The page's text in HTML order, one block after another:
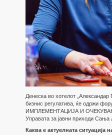
Денеска во хотелот
бизнис регулатива, ќе
ИМПЛЕМЕНТАЦИЈА И ОЧЕКУВАНИ
Управата за јавни приходи Сања
Каква е актуелната ситуација